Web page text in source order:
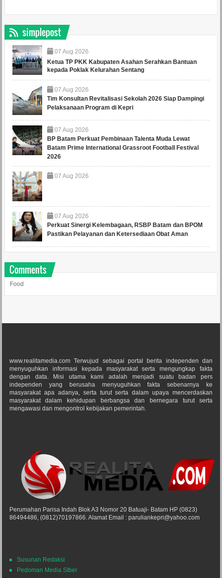
simplepost
07 Aug 2026
Ketua TP PKK Kabupaten Asahan Serahkan Bantuan
kepada Poklak Kelurahan Sentang
07 Aug 2026
Tim Konsultan Revitalisasi Sekolah 2026 Siap Dampingi
Pelaksanaan Program di Kepri
07 Aug 2026
BP Batam Perkuat Pembinaan Talenta Muda Lewat
Batam Prime International Grassroot Football Festival
2026
07 Aug 2026
07 Aug 2026
Perkuat Sinergi Kelembagaan, RSBP Batam dan BPOM
Pastikan Pelayanan dan Ketersediaan Obat Aman
Comments
Food
www.realitamedia.com Terwujud sebagai portal berita independen dan
menyuguhkan informasi kepada masyarakat serta mengungkap fakta
dengan data. Misi utama kami adalah menjadi suatu badan pers
independen yang berusaha menyuguhkan fakta sebenarnya ke
masyarakat apa adanya, serta turut serta dalam upaya mencerdaskan
masyarakat dalam kehidupan berbangsa dan bernegara turut serta
mengawasi dan mengontrol kebijakan pemerintah.
Perumahan Parisa Indah Blok A3 Nomor 20 Batuaji- Batam HP (0823)
86494486, (0812)70197866. Alamat Email : paruliankepri@yahoo.com
Susunan Redaksi
Pedoman Media SIber